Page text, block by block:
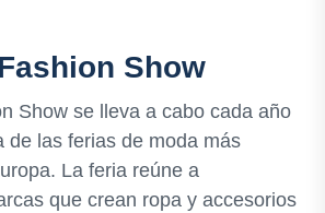
Show
Show se lleva a cabo cada año
de las ferias de moda más
La feria reúne a
que crean ropa y accesorios